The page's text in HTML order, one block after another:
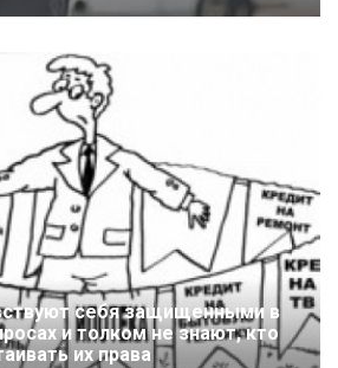
себя защищенными в
и толком не знают, кто
их права